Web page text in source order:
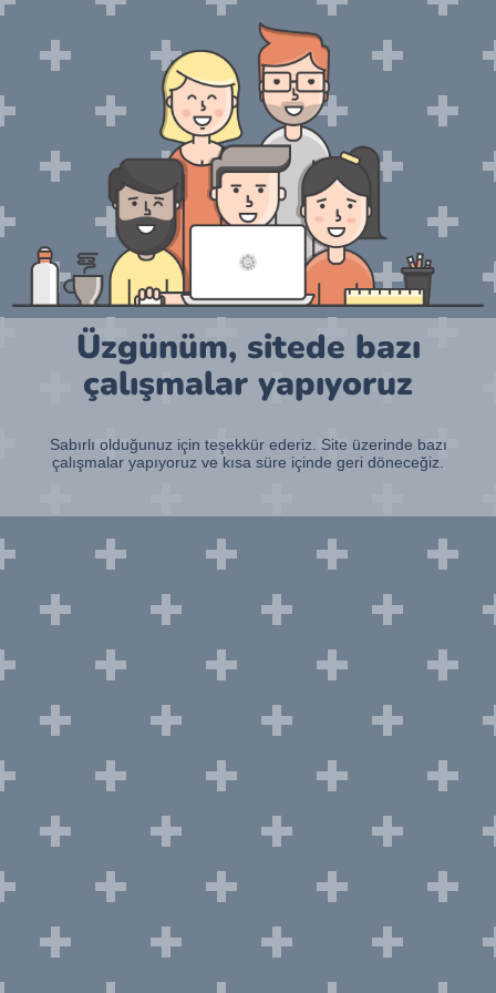
Üzgünüm, sitede bazı
çalışmalar yapıyoruz
Sabırlı olduğunuz için teşekkür ederiz. Site üzerinde bazı
çalışmalar yapıyoruz ve kısa süre içinde geri döneceğiz.